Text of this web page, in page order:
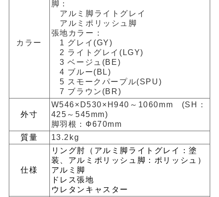
カラー
脚：
アルミ脚ライトグレイ
アルミポリッシュ脚
張地カラー：
1 グレイ(GY)
2 ライトグレイ(LGY)
3 ベージュ(BE)
4 ブルー(BL)
5 スモークパープル(SPU)
7 ブラウン(BR)
外寸
W546×D530×H940～1060mm (SH：
425～545mm)
脚羽根：Ф670mm
質量
13.2kg
仕様
リング肘（アルミ脚ライトグレイ：塗
装、アルミポリッシュ脚：ポリッシュ）
アルミ脚
ドレス張地
ウレタンキャスター